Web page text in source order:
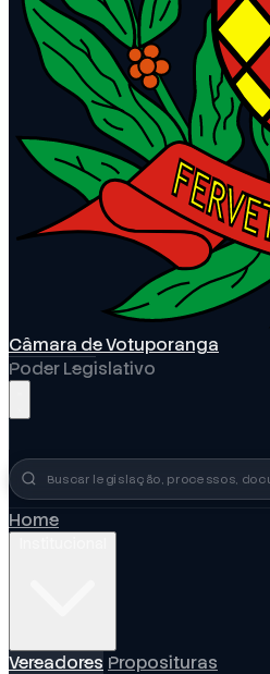
Câmara de Votuporanga
Poder Legislativo
Busca no portal
Home
Vereadores Proposituras